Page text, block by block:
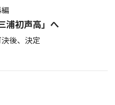
浦初声高」へ
後、決定